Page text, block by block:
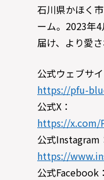
石川県かほく
ーム。2023年
届け、より愛
公式ウェブサイ
https://pfu-
公式X：
https://x.com/
公式Instagram
https://
公式Facebook：